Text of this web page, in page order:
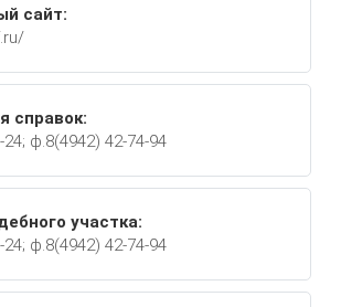
сайт:
справок:
24; ф.8(4942) 42-74-94
участка:
24; ф.8(4942) 42-74-94